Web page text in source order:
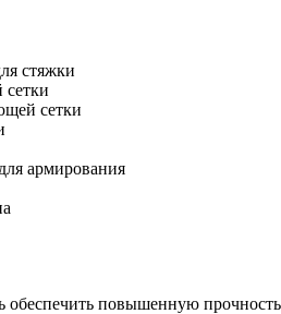
стяжки
сетки
армирования
обеспечить повышенную